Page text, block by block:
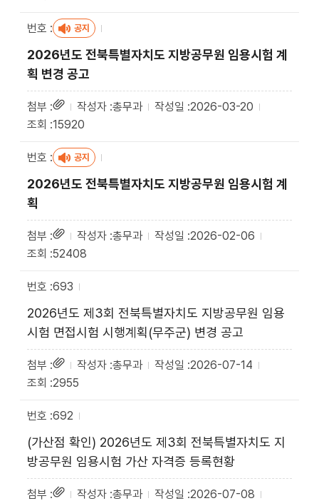
공지
2026년도 전북특별자치도 지방공무원 임용시험 계
획 변경 공고
총무과
2026-03-20
15920
공지
2026년도 전북특별자치도 지방공무원 임용시험 계
획
총무과
2026-02-06
52408
693
2026년도 제3회 전북특별자치도 지방공무원 임용
시험 면접시험 시행계획(무주군) 변경 공고
총무과
2026-07-14
2955
692
(가산점 확인) 2026년도 제3회 전북특별자치도 지
방공무원 임용시험 가산 자격증 등록현황
총무과 2026-07-08